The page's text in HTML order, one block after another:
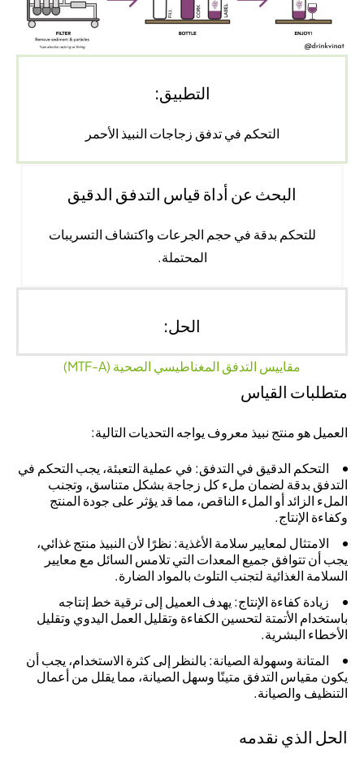
التطبيق:
التحكم في تدفق زجاجات النبيذ الأحمر
البحث عن أداة قياس التدفق الدقيق
للتحكم بدقة في حجم الجرعات واكتشاف التسريبات
المحتملة.
الحل:
مقاييس التدفق المغناطيسي الصحية (MTF-A)
متطلبات القياس
العميل هو منتج نبيذ معروف يواجه التحديات التالية:
التحكم الدقيق في التدفق: في عملية التعبئة، يجب التحكم في
التدفق بدقة لضمان ملء كل زجاجة بشكل متناسق، وتجنب
الملء الزائد أو الملء الناقص، مما قد يؤثر على جودة المنتج
وكفاءة الإنتاج.
الامتثال لمعايير سلامة الأغذية: نظرًا لأن النبيذ منتج غذائي،
يجب أن تتوافق جميع المعدات التي تلامس السائل مع معايير
السلامة الغذائية لتجنب التلوث بالمواد الضارة.
زيادة كفاءة الإنتاج: يهدف العميل إلى ترقية خط إنتاجه
باستخدام الأتمتة لتحسين الكفاءة وتقليل العمل اليدوي وتقليل
الأخطاء البشرية.
المتانة وسهولة الصيانة: بالنظر إلى كثرة الاستخدام، يجب أن
يكون مقياس التدفق متينًا وسهل الصيانة، مما يقلل من أعمال
التنظيف والصيانة.
الحل الذي نقدمه